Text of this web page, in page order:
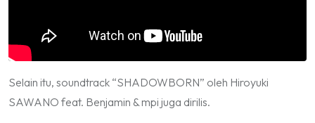
Selain itu, soundtrack “SHADOWBORN” oleh Hiroyuki
SAWANO feat. Benjamin & mpi juga dirilis.